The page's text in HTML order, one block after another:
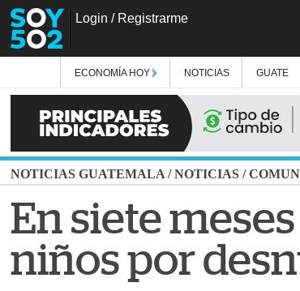
Login / Registrarme
ECONOMÍA HOY NOTICIAS GUATE
NOTICIAS GUATEMALA /NOTICIAS /
En siete
niños por